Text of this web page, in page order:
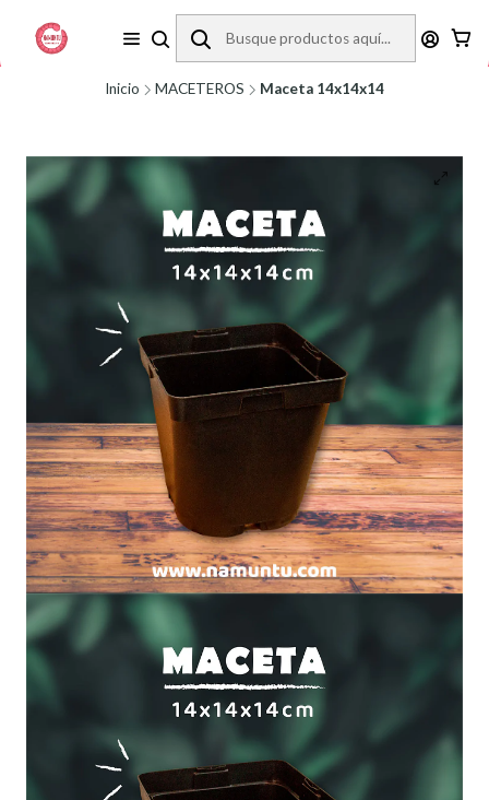
REVISA LA ZONA DE COBERTURA ANTES DE COMPRAR.
Inicio MACETEROS Maceta 14x14x14